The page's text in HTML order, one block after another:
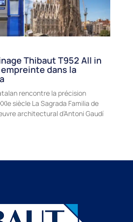
Thibaut T952 All in
dans la
rencontre la précision
siècle La Sagrada Familia de
architectural d’Antoni Gaudí